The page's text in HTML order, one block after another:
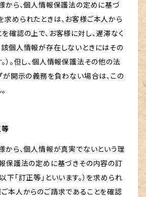
から、個人情報保護法の定めに基づ
められたときは、お客様ご本人から
確認の上で、お客様に対し、遅滞なく
該個人情報が存在しないときにはその
）。但し、個人情報保護法その他の法
が開示の義務を負わない場合は、この
から、個人情報が真実でないという理
報保護法の定めに基づきその内容の訂
下「訂正等」といいます。）を求められ
本人からのご請求であることを確認